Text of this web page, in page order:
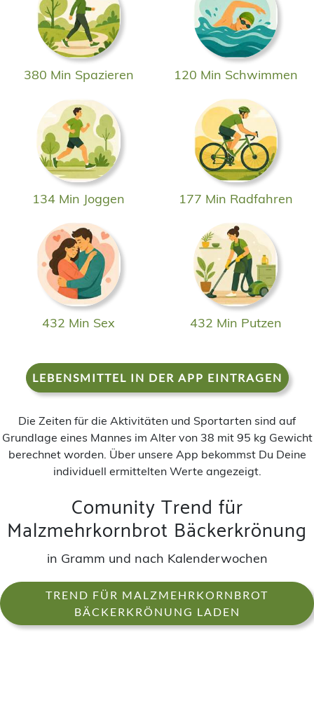
380 Min Spazieren 120 Min Schwimmen
134 Min Joggen 177 Min Radfahren
432 Min Sex 432 Min Putzen
LEBENSMITTEL IN DER APP EINTRAGEN
Die Zeiten für die Aktivitäten und Sportarten sind auf
Grundlage eines Mannes im Alter von 38 mit 95 kg Gewicht
berechnet worden. Über unsere App bekommst Du Deine
individuell ermittelten Werte angezeigt.
Comunity Trend für
Malzmehrkornbrot Bäckerkrönung
in Gramm und nach Kalenderwochen
TREND FÜR MALZMEHRKORNBROT
BÄCKERKRÖNUNG LADEN